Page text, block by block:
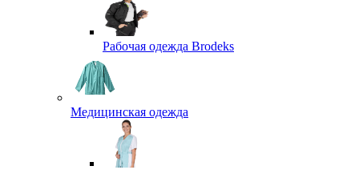
Рабочая одежда Brodeks
Медицинская одежда